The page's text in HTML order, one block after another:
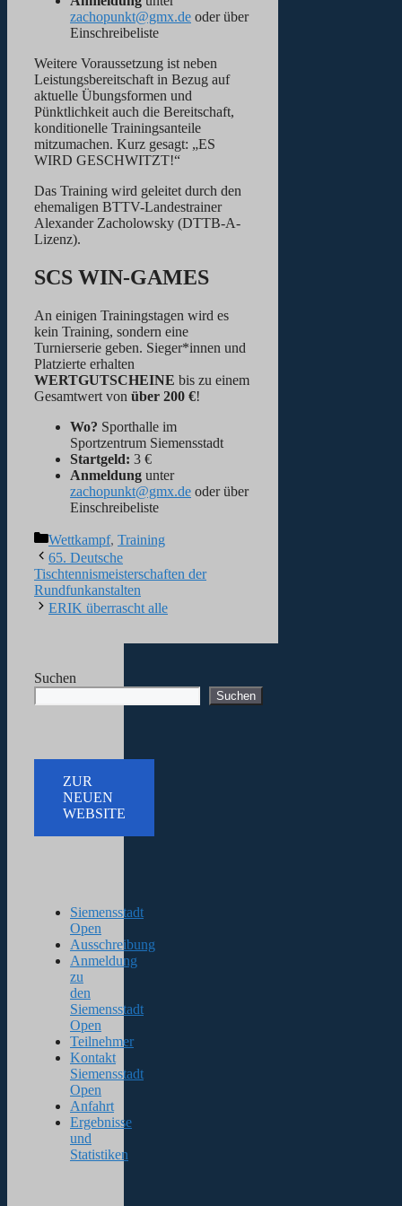
zachopunkt@gmx.de oder über
Einschreibeliste
Weitere Voraussetzung ist neben
Leistungsbereitschaft in Bezug auf
aktuelle Übungsformen und
Pünktlichkeit auch die Bereitschaft,
konditionelle Trainingsanteile
mitzumachen. Kurz gesagt: „ES
WIRD GESCHWITZT!“
Das Training wird geleitet durch den
ehemaligen BTTV-Landestrainer
Alexander Zacholowsky (DTTB-A-
Lizenz).
SCS WIN-GAMES
An einigen Trainingstagen wird es
kein Training, sondern eine
Turnierserie geben. Sieger*innen und
Platzierte erhalten
WERTGUTSCHEINE bis zu einem
Gesamtwert von über 200 €!
Wo? Sporthalle im
Sportzentrum Siemensstadt
Startgeld: 3 €
Anmeldung unter
zachopunkt@gmx.de oder über
Einschreibeliste
Kategorien
Wettkampf, Training
65. Deutsche
Tischtennismeisterschaften der
Rundfunkanstalten
ERIK überrascht alle
Suchen
Suchen
ZUR
NEUEN
WEBSITE
Siemensstadt
Open
Ausschreibung
Anmeldung
zu
den
Siemensstadt
Open
Teilnehmer
Kontakt
Siemensstadt
Open
Anfahrt
Ergebnisse
und
Statistiken